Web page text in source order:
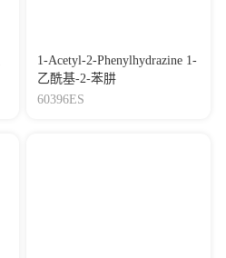
1-Acetyl-2-Phenylhydrazine 1-
乙酰基-2-苯肼
60396ES